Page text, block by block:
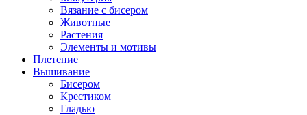
Вязание с бисером
Животные
Растения
Элементы и мотивы
Плетение
Вышивание
Бисером
Крестиком
Гладью